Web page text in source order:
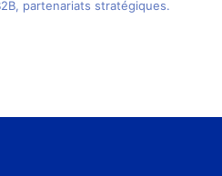
partenariats stratégiques.